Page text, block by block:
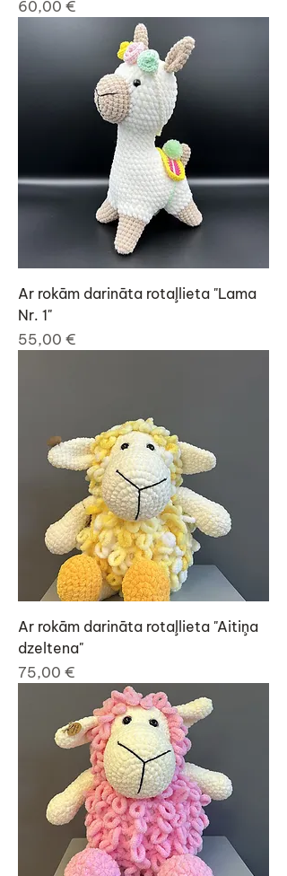
Cena
60,00 €
Ar rokām darināta rotaļlieta "Lama
Nr. 1"
Cena
55,00 €
Ar rokām darināta rotaļlieta "Aitiņa
dzeltena"
Cena
75,00 €